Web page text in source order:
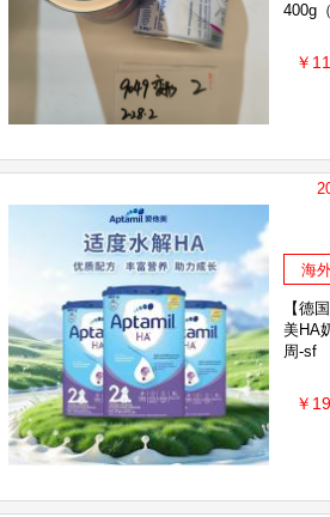
400g
￥
海
【德
美HA
周-sf
￥